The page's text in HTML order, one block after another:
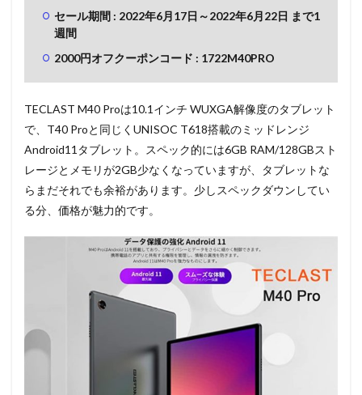
セール期間 : 2022年6月17日～2022年6月22日 まで1
週間
2000円オフクーポンコード : 1722M40PRO
TECLAST M40 Proは10.1インチ WUXGA解像度のタブレット
で、T40 Proと同じく UNISOC T618搭載のミッドレンジ
Android11タブレット。スペック的には6GB RAM/128GBスト
レージとメモリが2GB少なくなっていますが、タブレットな
らまだそれでも余裕があります。少しスペックダウンしてい
る分、価格が魅力的です。